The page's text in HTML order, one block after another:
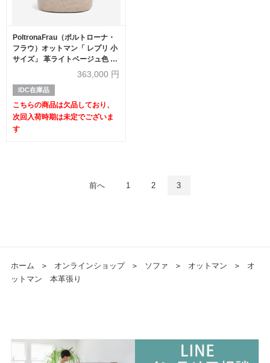
PoltronaFrau（ポルトローナ・
フラウ）オットマン「 レプリ 小
サイズ」 革ライトベージュ色 布
ベージュ色【次回入荷未定】
363,000 円
IDC在庫品
こちらの商品は欠品しており、
次回入荷時期は未定でございま
す
前へ 1 2 3
ホーム ＞ オンラインショップ ＞ ソファ ＞ オットマン ＞
オ
ットマン 本革張り